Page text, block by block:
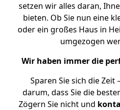
setzen wir alles daran,
bieten. Ob Sie nun eine
oder ein großes Haus in
umgezogen
Wir haben immer die
Sparen Sie sich die
darum, dass Sie die
Zögern Sie nicht und